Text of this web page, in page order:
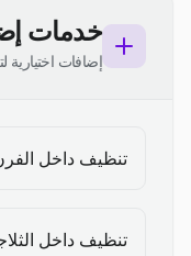
خدمات
إضافات اختيارية
تنظيف داخل
تنظيف داخل